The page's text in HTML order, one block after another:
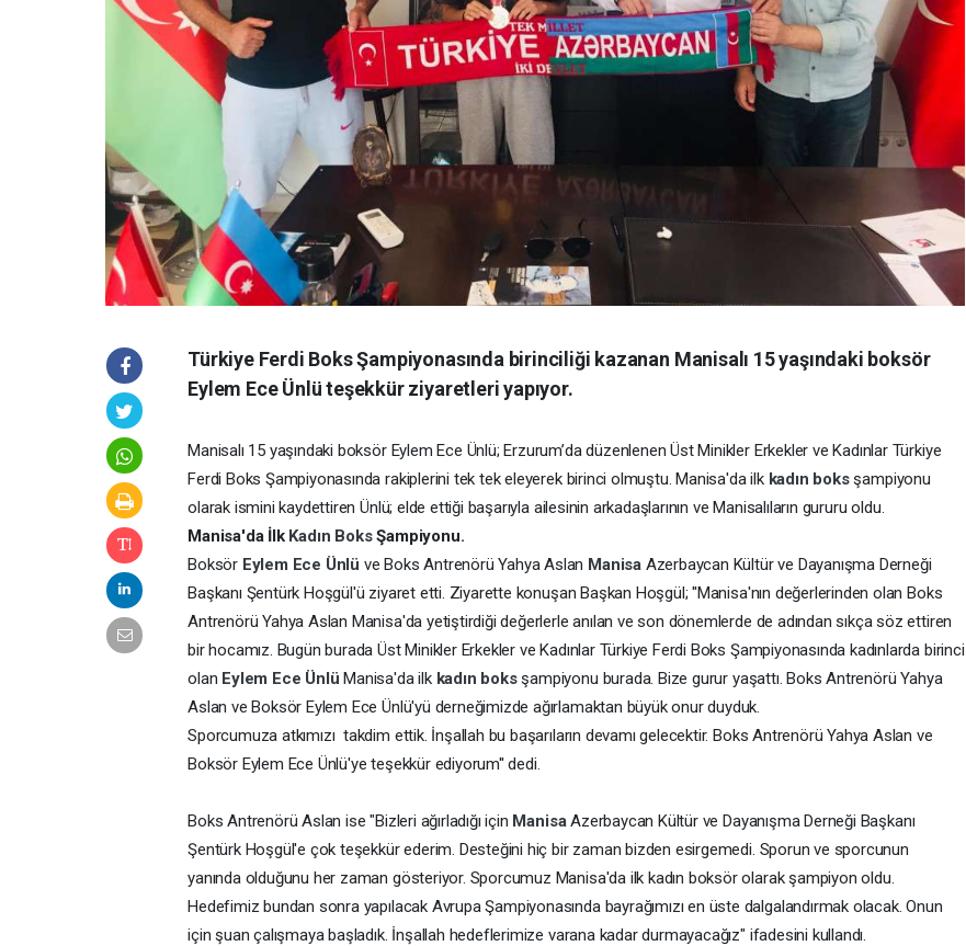
Türkiye Ferdi Boks Şampiyonasında birinciliği kazanan Manisalı 15 yaşındaki boksör
Eylem Ece Ünlü teşekkür ziyaretleri yapıyor.
Manisalı 15 yaşındaki boksör Eylem Ece Ünlü; Erzurum’da düzenlenen Üst Minikler Erkekler ve Kadınlar Türkiye
Ferdi Boks Şampiyonasında rakiplerini tek tek eleyerek birinci olmuştu. Manisa'da ilk kadın boksşampiyonu
olarak ismini kaydettiren Ünlü; elde ettiği başarıyla ailesinin arkadaşlarının ve Manisalıların gururu oldu.
Manisa'da İlk Kadın BoksŞampiyonu.
Boksör Eylem Ece Ünlü ve Boks Antrenörü Yahya Aslan Manisa Azerbaycan Kültür ve Dayanışma Derneği
Başkanı Şentürk Hoşgül'ü ziyaret etti. Ziyarette konuşan Başkan Hoşgül; ''Manisa'nın değerlerinden olan Boks
Antrenörü Yahya Aslan Manisa'da yetiştirdiği değerlerle anılan ve son dönemlerde de adından sıkça söz ettiren
bir hocamız. Bugün burada Üst Minikler Erkekler ve Kadınlar Türkiye Ferdi Boks Şampiyonasında kadınlarda birinci
olan Eylem Ece ÜnlüManisa'da ilk kadın boksşampiyonu burada. Bize gurur yaşattı. Boks Antrenörü Yahya
Aslan ve Boksör Eylem Ece Ünlü'yü derneğimizde ağırlamaktan büyük onur duyduk.
Sporcumuza atkımızı takdim ettik. İnşallah bu başarıların devamı gelecektir. Boks Antrenörü Yahya Aslan ve
Boksör Eylem Ece Ünlü'ye teşekkür ediyorum'' dedi.
Boks Antrenörü Aslan ise "Bizleri ağırladığı için ManisaAzerbaycan Kültür ve Dayanışma Derneği Başkanı
Şentürk Hoşgül'e çok teşekkür ederim. Desteğini hiç bir zaman bizden esirgemedi. Sporun ve sporcunun
yanında olduğunu her zaman gösteriyor. Sporcumuz Manisa'da ilk kadın boksör olarak şampiyon oldu.
Hedefimiz bundan sonra yapılacak Avrupa Şampiyonasında bayrağımızı en üste dalgalandırmak olacak. Onun
için şuan çalışmaya başladık. İnşallah hedeflerimize varana kadar durmayacağız" ifadesini kullandı.